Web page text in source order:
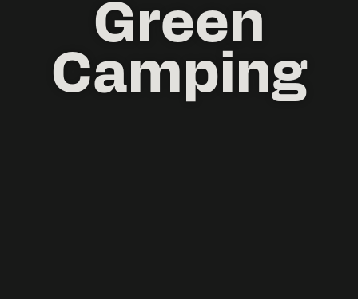
Green
Camping